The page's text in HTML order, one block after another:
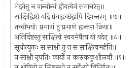
भेदयेत्तु न वान्योन्यं हीयत्येवं समाचरेत्॥
साक्षिद्विष्टो यदि प्रेयाद्गच्छेद्वापि दिगन्तरम् ॥७॥
तच्चोभयोः प्रमाणं तु प्रमाणे ह्यन्तरा क्रिया॥
अनिर्दिष्टस्तु साक्षित्वे स्वयमेवैत्य यो वदेत् ॥८॥
सूचीत्युक्तः स साक्षी तु न स साक्षित्वमर्हति॥
न साक्षी नृपतिः कार्यो न कारुककुशीलवौ ॥९॥